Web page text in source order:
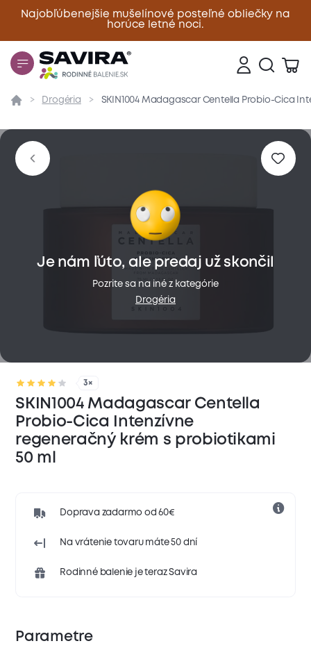
Najobľúbenejšie mušelínové posteľné obliečky na
horúce letné noci.
Zavrieť
Prehľad Parametre Popis produktu
Drogéria SKIN1004 Madagascar Centella Probio-Cica
3×
SKIN1004 Madagascar Centella
Probio-Cica Intenzívne
regeneračný krém s probiotikami
50 ml
Doprava zadarmo od 60€
Na vrátenie tovaru máte 50 dní
Rodinné balenie je teraz Savira
Je nám ľúto, ale predaj už skončil
Pozrite sa na iné z kategórie
Drogéria
Parametre